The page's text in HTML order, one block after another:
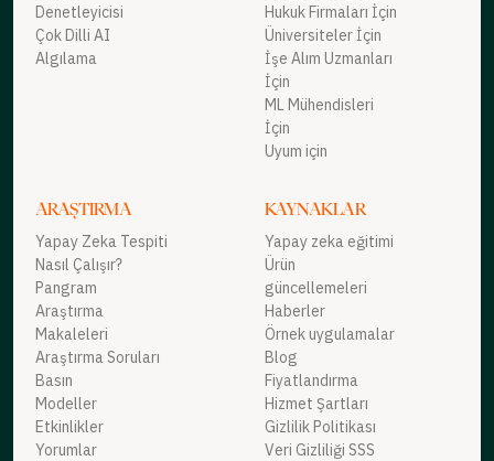
Denetleyicisi
Çok Dilli AI
Algılama
Hukuk Firmaları İçin
Üniversiteler İçin
İşe Alım Uzmanları
İçin
ML Mühendisleri
İçin
Uyum için
ARAŞTIRMA
Yapay Zeka Tespiti
Nasıl Çalışır?
Pangram
Araştırma
Makaleleri
Araştırma Soruları
Basın
Modeller
Etkinlikler
Yorumlar
KAYNAKLAR
Yapay zeka eğitimi
Ürün
güncellemeleri
Haberler
Örnek uygulamalar
Blog
Fiyatlandırma
Hizmet Şartları
Gizlilik Politikası
Veri Gizliliği SSS